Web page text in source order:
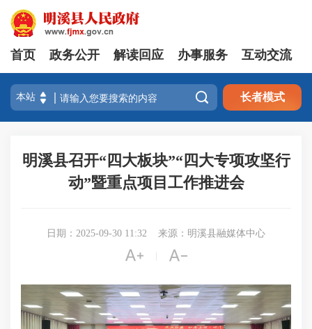
首页 政务公开 解读回应 办事服务 互动交流
 长者模式
明溪县召开“四大板块”“四大专项攻坚行
动”暨重点项目工作推进会
日期：2025-09-30 11:32 来源：明溪县融媒体中心
 